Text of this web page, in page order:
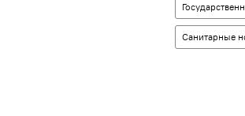
Санитарные